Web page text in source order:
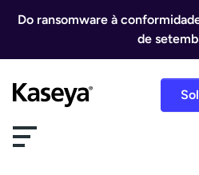
Do ransomware à
de